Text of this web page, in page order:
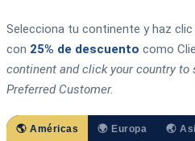
Selecciona tu continente y haz
con 25% de descuento como
continent and click your country to
Preferred Customer.
🌎 Américas 🌍 Europa 🌏